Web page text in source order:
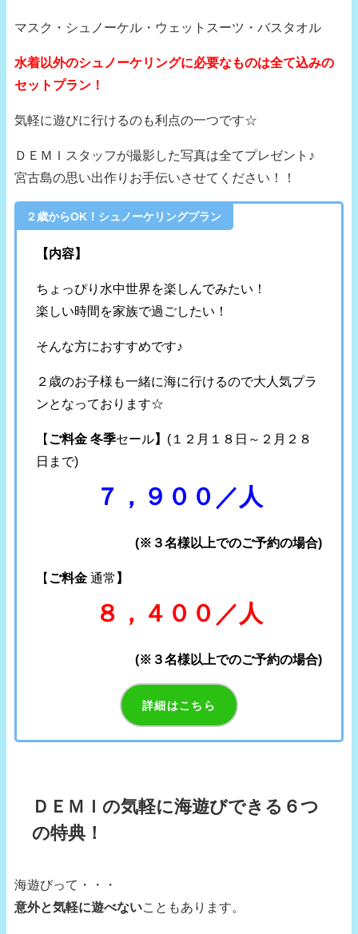
マスク・シュノーケル・ウェットスーツ・バスタオル
水着以外のシュノーケリングに必要なものは全て込みの
セットプラン！
気軽に遊びに行けるのも利点の一つです☆
ＤＥＭＩスタッフが撮影した写真は全てプレゼント♪
宮古島の思い出作りお手伝いさせてください！！
２歳からOK！シュノーケリングプラン
【内容】
ちょっぴり水中世界を楽しんでみたい！
楽しい時間を家族で過ごしたい！
そんな方におすすめです♪
２歳のお子様も一緒に海に行けるので大人気プラ
ンとなっております☆
【 ご料金 冬季セール】 (１２月１８日～２月２８
日まで)
７，９００／人
(※３名様以上でのご予約の場合)
【 ご料金 通常 】
８，４００／人
(※３名様以上でのご予約の場合)
詳細はこちら
ＤＥＭＩの気軽に海遊びできる６つ
の特典！
海遊びって・・・
意外と気軽に遊べない こともあります。